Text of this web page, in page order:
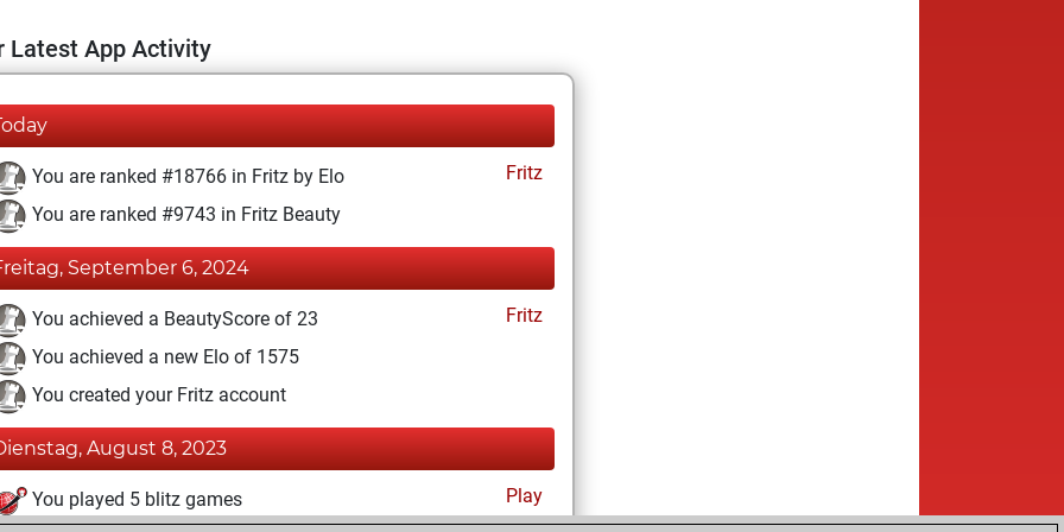
Latest App Activity
You are ranked #18766 in Fritz by Elo
Fritz
You are ranked #9743 in Fritz Beauty
September 6, 2024
You achieved a BeautyScore of 23
Fritz
You achieved a new Elo of 1575
You created your Fritz account
August 8, 2023
You played 5 blitz games
Play